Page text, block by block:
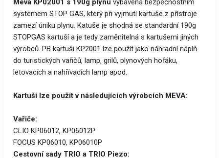
Meva KP02001 s 190g plynu vybavená bezpečnostním
systémem STOP GAS, který při vyjmutí kartuše z přístroje
zamezí úniku plynu. Katuše je shodná se standardní 190g
STOPGAS kartuší a je tedy zaměnitelná s kartušemi jiných
výrobců. PB kartuši KP2001 lze použít jako náhradní náplň
do turistických vařičů, lamp, grilů, plynových hořáku,
letovacích a nahřívacích lamp apod.
Kartuši lze použít v následujících výrobcích MEVA:
Vařiče:
CLIO KP06012, KP06012P
FOCUS KP06010, KP06010P
Cestovní sady TRIO a TRIO Piezo: